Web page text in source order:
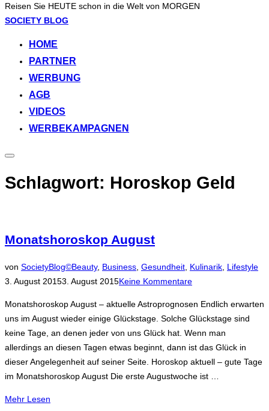
Reisen Sie HEUTE schon in die Welt von MORGEN
Zum
springen
SOCIETY BLOG
HOME
PARTNER
WERBUNG
AGB
VIDEOS
WERBEKAMPAGNEN
Seitenleiste
Navigation
umschalten
Schlagwort: Horoskop Geld
Monatshoroskop August
von SocietyBlog©Beauty, Business Gesundheit Kulinarik Lifestyle
3. August 20153. August 2015Keine Kommentare
Monatshoroskop August – aktuelle Astroprognosen Endlich erwarten
uns im August wieder einige Glückstage. Solche Glückstage sind
keine Tage, an denen jeder von uns Glück hat. Wenn man
allerdings an diesen Tagen etwas beginnt, dann ist das Glück in
dieser Angelegenheit auf seiner Seite. Horoskop aktuell – gute Tage
im Monatshoroskop August Die erste Augustwoche ist …
Mehr über
Lesen